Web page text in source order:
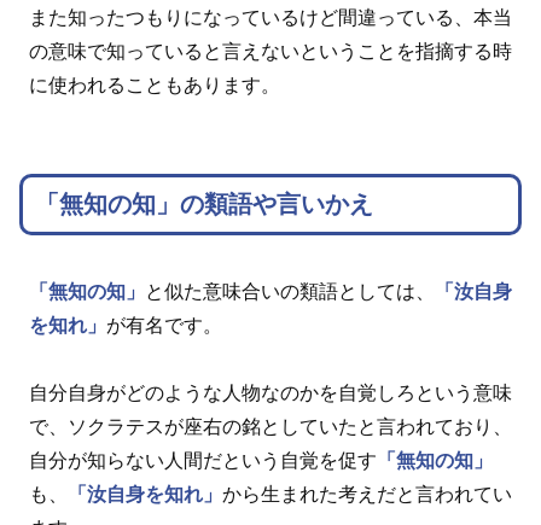
また知ったつもりになっているけど間違っている、本当
の意味で知っていると言えないということを指摘する時
に使われることもあります。
「無知の知」の類語や言いかえ
「無知の知」 と似た意味合いの類語としては、
「汝自身
を知れ」 が有名です。
自分自身がどのような人物なのかを自覚しろという意味
で、ソクラテスが座右の銘としていたと言われており、
自分が知らない人間だという自覚を促す 「無知の知」
も、
「汝自身を知れ」 から生まれた考えだと言われてい